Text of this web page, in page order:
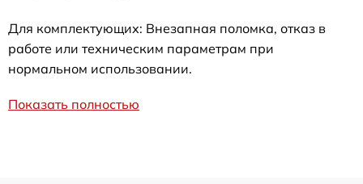
Для комплектующих: Внезапная поломка, отказ в
работе или техническим параметрам при
нормальном использовании.
Показать полностью